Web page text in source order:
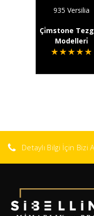
935 Versilia
Çi̇mstone
Modelleri̇
★ ★ ★ ★ ★
Detaylı Bilgi İçin Bizi